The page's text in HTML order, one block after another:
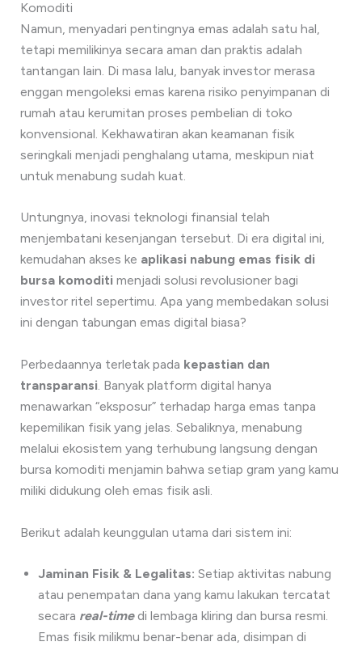
Komoditi
Namun, menyadari pentingnya emas adalah satu hal,
tetapi memilikinya secara aman dan praktis adalah
tantangan lain. Di masa lalu, banyak investor merasa
enggan mengoleksi emas karena risiko penyimpanan di
rumah atau kerumitan proses pembelian di toko
konvensional. Kekhawatiran akan keamanan fisik
seringkali menjadi penghalang utama, meskipun niat
untuk menabung sudah kuat.
Untungnya, inovasi teknologi finansial telah
menjembatani kesenjangan tersebut. Di era digital ini,
kemudahan akses ke aplikasi nabung emas fisik di
bursa komoditi menjadi solusi revolusioner bagi
investor ritel sepertimu. Apa yang membedakan solusi
ini dengan tabungan emas digital biasa?
Perbedaannya terletak pada kepastian dan
transparansi. Banyak platform digital hanya
menawarkan “eksposur” terhadap harga emas tanpa
kepemilikan fisik yang jelas. Sebaliknya, menabung
melalui ekosistem yang terhubung langsung dengan
bursa komoditi menjamin bahwa setiap gram yang kamu
miliki didukung oleh emas fisik asli.
Berikut adalah keunggulan utama dari sistem ini:
Jaminan Fisik & Legalitas: Setiap aktivitas nabung
atau penempatan dana yang kamu lakukan tercatat
secara real-timedi lembaga kliring dan bursa resmi.
Emas fisik milikmu benar-benar ada, disimpan di